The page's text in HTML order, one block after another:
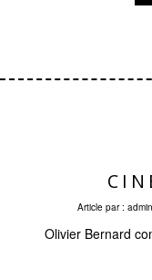
Article par :
Olivier Bernard